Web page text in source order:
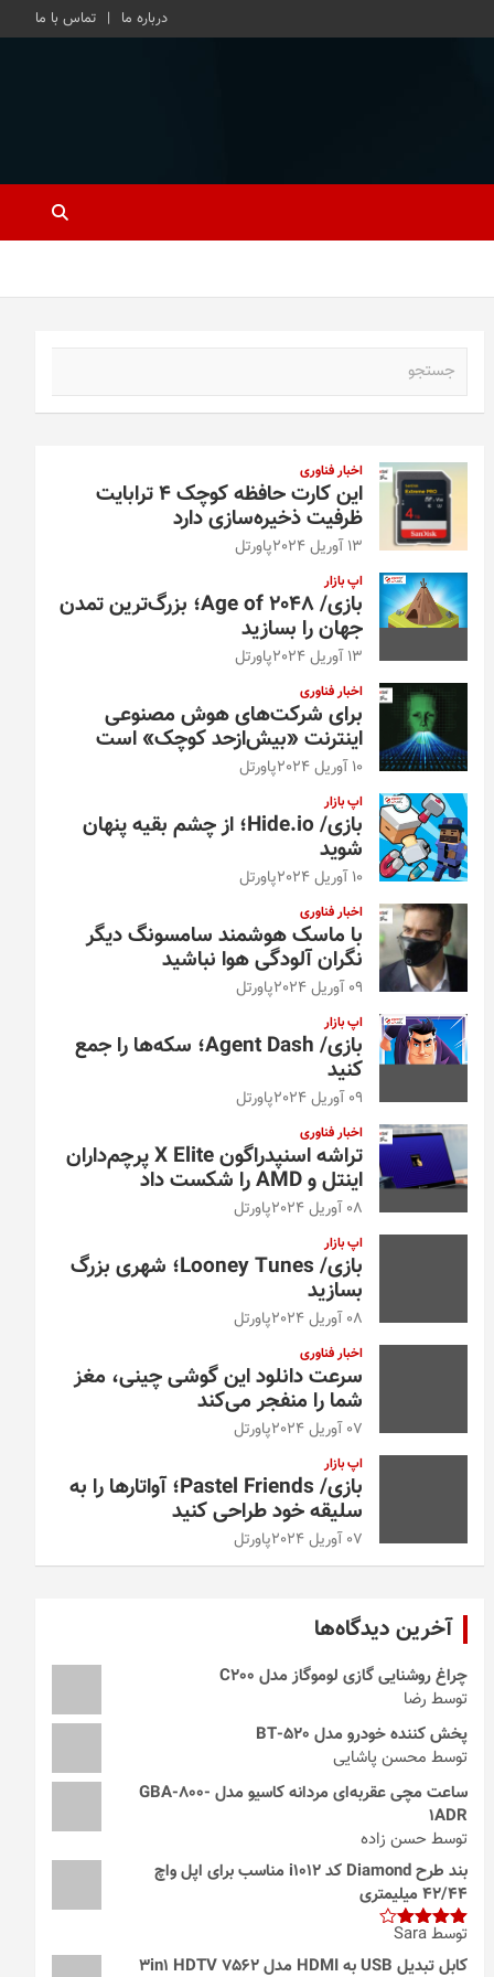
درباره ما تماس با ما
اخبار فناوری
این کارت حافظه کوچک ۴ ترابایت
ظرفیت ذخیره‌سازی دارد
13 آوریل 2024 پاورتل
اپ بازار
بازی/ Age of 2048؛ بزرگ‌ترین تمدن
جهان را بسازید
13 آوریل 2024 پاورتل
اخبار فناوری
برای شرکت‌های هوش مصنوعی
اینترنت «بیش‌از‌حد کوچک» است
10 آوریل 2024 پاورتل
اپ بازار
بازی/ Hide.io؛ از چشم بقیه پنهان
شوید
10 آوریل 2024 پاورتل
اخبار فناوری
با ماسک هوشمند سامسونگ دیگر
نگران آلودگی هوا نباشید
09 آوریل 2024 پاورتل
اپ بازار
بازی/ Agent Dash؛ سکه‌ها را جمع
کنید
09 آوریل 2024 پاورتل
اخبار فناوری
تراشه اسنپدراگون X Elite پرچم‌داران
اینتل و AMD را شکست داد
08 آوریل 2024 پاورتل
اپ بازار
بازی/ Looney Tunes؛ شهری بزرگ
بسازید
08 آوریل 2024 پاورتل
اخبار فناوری
سرعت دانلود این گوشی چینی، مغز
شما را منفجر می‌کند
07 آوریل 2024 پاورتل
اپ بازار
بازی/ Pastel Friends؛ آواتارها را به
سلیقه خود طراحی کنید
07 آوریل 2024 پاورتل
آخرین دیدگاه‌ها
چراغ روشنایی گازی لوموگاز مدل C200
توسط رضا
پخش کننده خودرو مدل 520-BT
توسط محسن پاشایی
ساعت مچی عقربه‌ای مردانه کاسیو مدل GBA-800-
1ADR
توسط حسن زاده
بند طرح Diamond کد i1012 مناسب برای اپل واچ
42/44 میلیمتری
امتیاز4
از 5
توسط Sara
کابل تبدیل USB به HDMI مدل 3in1 HDTV 7562